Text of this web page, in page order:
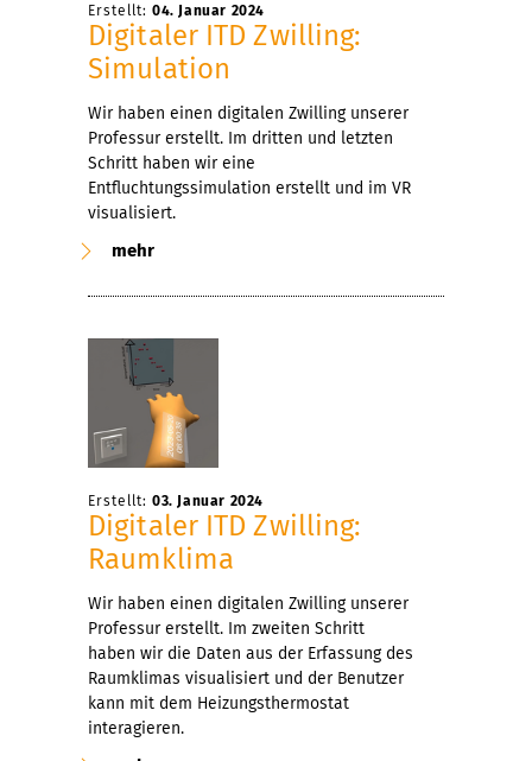
Erstellt: 04. Januar 2024
Digitaler ITD Zwilling:
Simulation
Wir haben einen digitalen Zwilling unserer
Professur erstellt. Im dritten und letzten
Schritt haben wir eine
Entfluchtungssimulation erstellt und im VR
visualisiert.
mehr
Erstellt: 03. Januar 2024
Digitaler ITD Zwilling:
Raumklima
Wir haben einen digitalen Zwilling unserer
Professur erstellt. Im zweiten Schritt
haben wir die Daten aus der Erfassung des
Raumklimas visualisiert und der Benutzer
kann mit dem Heizungsthermostat
interagieren.